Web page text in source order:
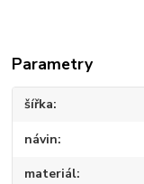
Parametry
šířka
návin
materiál